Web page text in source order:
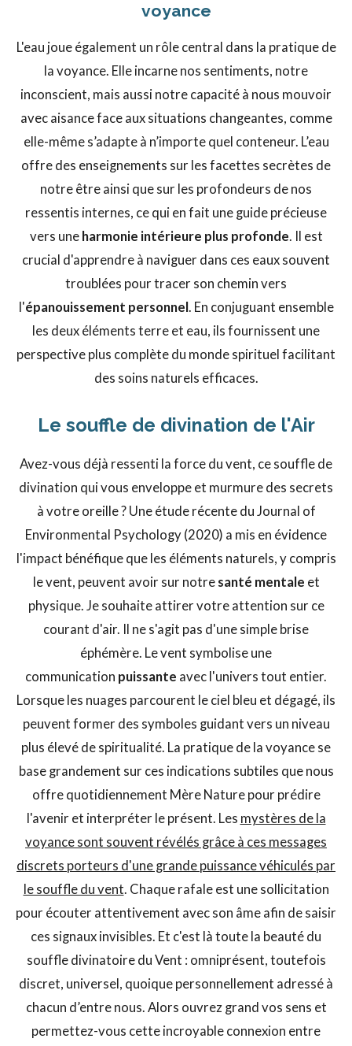
voyance
L'eau joue également un rôle central dans la pratique de
la voyance. Elle incarne nos sentiments, notre
inconscient, mais aussi notre capacité à nous mouvoir
avec aisance face aux situations changeantes, comme
elle-même s’adapte à n’importe quel conteneur. L’eau
offre des enseignements sur les facettes secrètes de
notre être ainsi que sur les profondeurs de nos
ressentis internes, ce qui en fait une guide précieuse
vers une harmonie intérieure plus profonde. Il est
crucial d'apprendre à naviguer dans ces eaux souvent
troublées pour tracer son chemin vers
l'épanouissement personnel. En conjuguant ensemble
les deux éléments terre et eau, ils fournissent une
perspective plus complète du monde spirituel facilitant
des soins naturels efficaces.
Le souffle de divination de l'Air
Avez-vous déjà ressenti la force du vent, ce souffle de
divination qui vous enveloppe et murmure des secrets
à votre oreille ? Une étude récente du Journal of
Environmental Psychology (2020) a mis en évidence
l'impact bénéfique que les éléments naturels, y compris
le vent, peuvent avoir sur notre santé mentale et
physique. Je souhaite attirer votre attention sur ce
courant d'air. Il ne s'agit pas d'une simple brise
éphémère. Le vent symbolise une
communication puissante avec l'univers tout entier.
Lorsque les nuages parcourent le ciel bleu et dégagé, ils
peuvent former des symboles guidant vers un niveau
plus élevé de spiritualité. La pratique de la voyance se
base grandement sur ces indications subtiles que nous
offre quotidiennement Mère Nature pour prédire
l'avenir et interpréter le présent. Les mystères de la
voyance sont souvent révélés grâce à ces messages
discrets porteurs d'une grande puissance véhiculés par
le souffle du vent. Chaque rafale est une sollicitation
pour écouter attentivement avec son âme afin de saisir
ces signaux invisibles. Et c'est là toute la beauté du
souffle divinatoire du Vent : omniprésent, toutefois
discret, universel, quoique personnellement adressé à
chacun d’entre nous. Alors ouvrez grand vos sens et
permettez-vous cette incroyable connexion entre